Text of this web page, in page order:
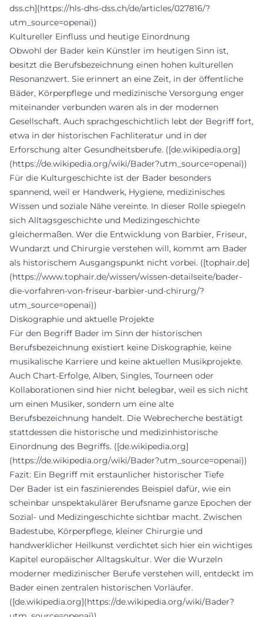
dss.ch](https://hls-dhs-dss.ch/de/articles/027816/?
utm_source=openai))
Kultureller Einfluss und heutige Einordnung
Obwohl der Bader kein Künstler im heutigen Sinn ist,
besitzt die Berufsbezeichnung einen hohen kulturellen
Resonanzwert. Sie erinnert an eine Zeit, in der öffentliche
Bäder, Körperpflege und medizinische Versorgung enger
miteinander verbunden waren als in der modernen
Gesellschaft. Auch sprachgeschichtlich lebt der Begriff fort,
etwa in der historischen Fachliteratur und in der
Erforschung alter Gesundheitsberufe. ([de.wikipedia.org]
(https://de.wikipedia.org/wiki/Bader?utm_source=openai))
Für die Kulturgeschichte ist der Bader besonders
spannend, weil er Handwerk, Hygiene, medizinisches
Wissen und soziale Nähe vereinte. In dieser Rolle spiegeln
sich Alltagsgeschichte und Medizingeschichte
gleichermaßen. Wer die Entwicklung von Barbier, Friseur,
Wundarzt und Chirurgie verstehen will, kommt am Bader
als historischem Ausgangspunkt nicht vorbei. ([tophair.de]
(https://www.tophair.de/wissen/wissen-detailseite/bader-
die-vorfahren-von-friseur-barbier-und-chirurg/?
utm_source=openai))
Diskographie und aktuelle Projekte
Für den Begriff Bader im Sinn der historischen
Berufsbezeichnung existiert keine Diskographie, keine
musikalische Karriere und keine aktuellen Musikprojekte.
Auch Chart-Erfolge, Alben, Singles, Tourneen oder
Kollaborationen sind hier nicht belegbar, weil es sich nicht
um einen Musiker, sondern um eine alte
Berufsbezeichnung handelt. Die Webrecherche bestätigt
stattdessen die historische und medizinhistorische
Einordnung des Begriffs. ([de.wikipedia.org]
(https://de.wikipedia.org/wiki/Bader?utm_source=openai))
Fazit: Ein Begriff mit erstaunlicher historischer Tiefe
Der Bader ist ein faszinierendes Beispiel dafür, wie ein
scheinbar unspektakulärer Berufsname ganze Epochen der
Sozial- und Medizingeschichte sichtbar macht. Zwischen
Badestube, Körperpflege, kleiner Chirurgie und
handwerklicher Heilkunst verdichtet sich hier ein wichtiges
Kapitel europäischer Alltagskultur. Wer die Wurzeln
moderner medizinischer Berufe verstehen will, entdeckt im
Bader einen zentralen historischen Vorläufer.
([de.wikipedia.org](https://de.wikipedia.org/wiki/Bader?